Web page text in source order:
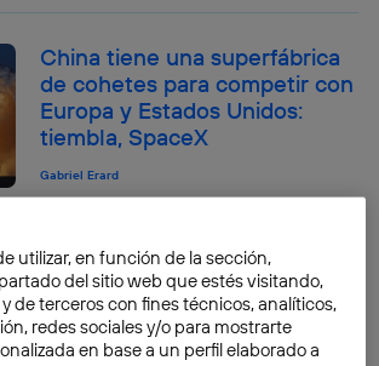
China tiene una superfábrica
de cohetes para competir con
Europa y Estados Unidos:
tiembla, SpaceX
Gabriel Erard
coches llegan a España en
2026?
Quelian Sanz
utilizar, en función de la sección,
del sitio web que estés visitando,
de terceros con fines técnicos, analíticos,
redes sociales y/o para mostrarte
en base a un perfil elaborado a